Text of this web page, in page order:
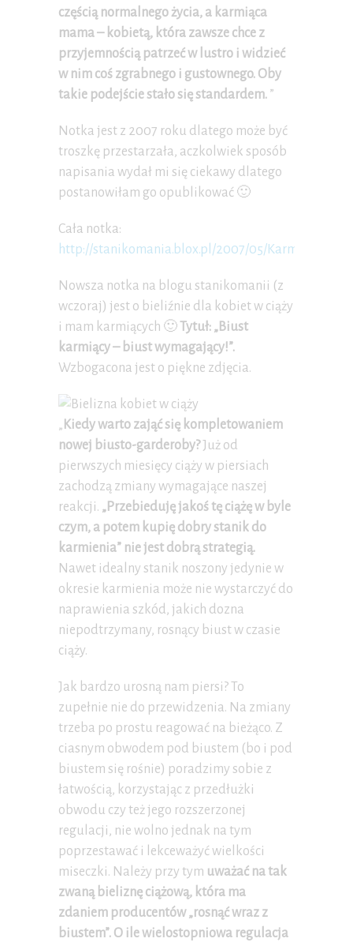
częścią normalnego życia, a karmiąca
mama – kobietą, która zawsze chce z
przyjemnością patrzeć w lustro i widzieć
w nim coś zgrabnego i gustownego. Oby
takie podejście stało się standardem. ”
Notka jest z 2007 roku dlatego może być
troszkę przestarzała, aczkolwiek sposób
napisania wydał mi się ciekawy dlatego
postanowiłam go opublikować 🙂
Cała notka:
http://stanikomania.blox.pl/2007/05/Karmniki.html
Nowsza notka na blogu stanikomanii (z
wczoraj) jest o bieliźnie dla kobiet w ciąży
i mam karmiących 🙂Tytuł: „Biust
karmiący – biust wymagający!”.
Wzbogacona jest o piękne zdjęcia.
„ Kiedy warto zająć się kompletowaniem
nowej biusto-garderoby?Już od
pierwszych miesięcy ciąży w piersiach
zachodzą zmiany wymagające naszej
reakcji. „Przebieduję jakoś tę ciążę w byle
czym, a potem kupię dobry stanik do
karmienia” nie jest dobrą strategią.
Nawet idealny stanik noszony jedynie w
okresie karmienia może nie wystarczyć do
naprawienia szkód, jakich dozna
niepodtrzymany, rosnący biust w czasie
ciąży.
Jak bardzo urosną nam piersi? To
zupełnie nie do przewidzenia. Na zmiany
trzeba po prostu reagować na bieżąco. Z
ciasnym obwodem pod biustem (bo i pod
biustem się rośnie) poradzimy sobie z
łatwością, korzystając z przedłużki
obwodu czy też jego rozszerzonej
regulacji, nie wolno jednak na tym
poprzestawać i lekceważyć wielkości
miseczki. Należy przy tym uważać na tak
zwaną bieliznę ciążową, która ma
zdaniem producentów „rosnąć wraz z
biustem”. O ile wielostopniowa regulacja